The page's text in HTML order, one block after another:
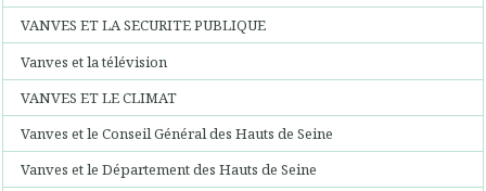
VANVES ET LA SECURITE PUBLIQUE
Vanves et la télévision
VANVES ET LE CLIMAT
Vanves et le Conseil Général des Hauts de Seine
Vanves et le Département des Hauts de Seine